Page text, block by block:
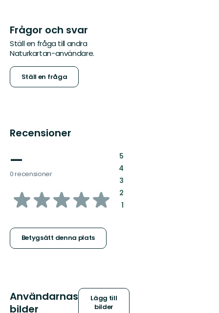
Frågor och svar
Ställ en fråga till andra
Naturkartan-användare.
Ställ en fråga
Recensioner
—
0 recensioner
av
stjärnor
Betygsätt denna plats
5:
4:
3:
2:
1:
Användarnas
bilder
Lägg till
bilder